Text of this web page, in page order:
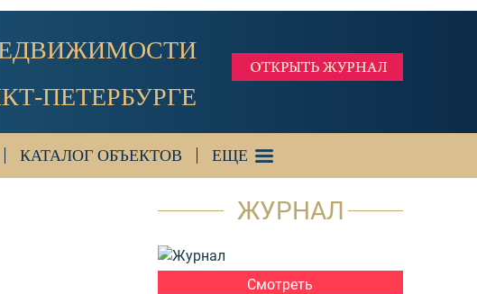
ПЕТЕРБУРГЕ
КАТАЛОГ ОБЪЕКТОВ ЕЩЕ
ЖУРНАЛ
Смотреть